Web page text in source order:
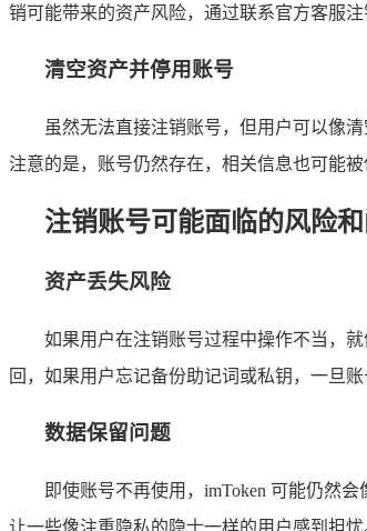
销可能带来的资产风险，通过联系官方客服
清空资产并停用账号
虽然无法直接注销账号，但用户可以像
注意的是，账号仍然存在，相关信息也可能
注销账号可能面临的风险
资产丢失风险
如果用户在注销账号过程中操作不当，
回，如果用户忘记备份助记词或私钥，一旦
数据保留问题
即使账号不再使用，imToken 可能仍然